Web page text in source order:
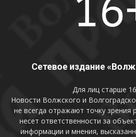
Сетевое издание
Для лиц старше
Новости Волжского и
не всегда отражают точку зрения
несет ответственности за
информации и мнения,